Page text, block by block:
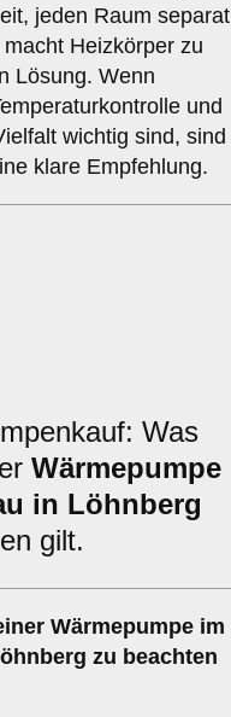
jeden Raum separat
Heizkörper zu
Lösung. Wenn
und
wichtig sind, sind
klare Empfehlung.
Was
Wärmepumpe
in Löhnberg
gilt.
Wärmepumpe im
zu beachten